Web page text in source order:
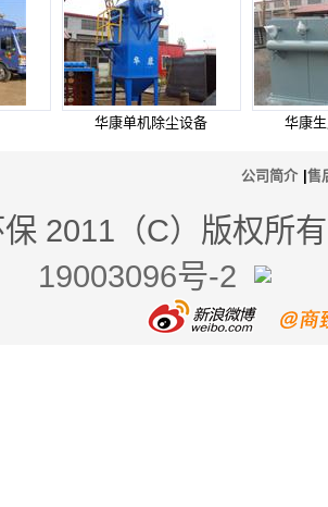
华康单机除尘设备 华康
公司简介 售
2011（C）版权所
19003096号-2